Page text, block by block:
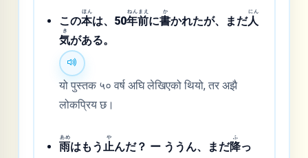
この本
ほん
は、50年
ねん
前
まえ
に書
か
かれたが、まだ人
にん
気
き
がある。
यो पुस्तक ५० वर्ष अघि लेखिएको थियो, तर अझै
लोकप्रिय छ।
雨
あめ
はもう 止
や
んだ？ ー ううん、まだ降
ふ
っ